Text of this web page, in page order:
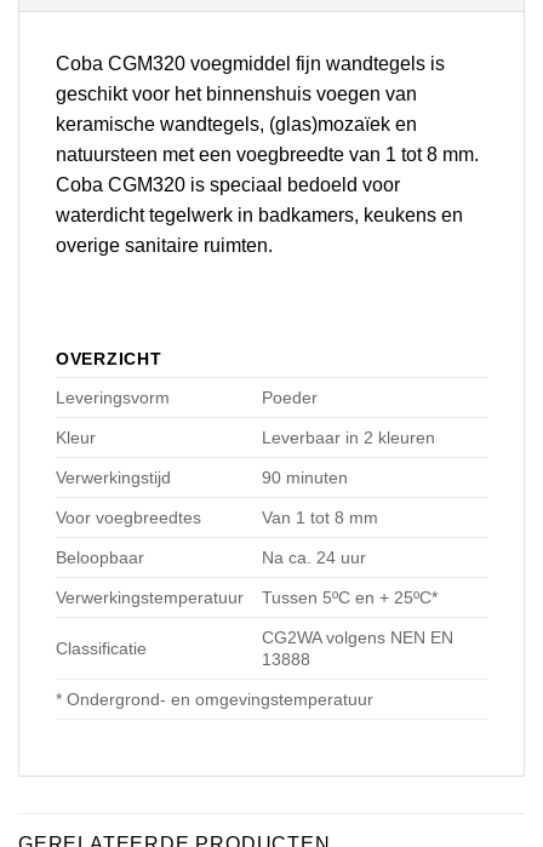
Coba CGM320 voegmiddel fijn wandtegels is
geschikt voor het binnenshuis voegen van
keramische wandtegels, (glas)mozaïek en
natuursteen met een voegbreedte van 1 tot 8 mm.
Coba CGM320 is speciaal bedoeld voor
waterdicht tegelwerk in badkamers, keukens en
overige sanitaire ruimten.
OVERZICHT
Leveringsvorm
Poeder
Kleur Leverbaar in 2 kleuren
Verwerkingstijd 90 minuten
Voor voegbreedtes Van 1 tot 8 mm
Beloopbaar Na ca. 24 uur
Verwerkingstemperatuur Tussen 5ºC en + 25ºC*
Classificatie
CG2WA volgens NEN EN
13888
* Ondergrond- en omgevingstemperatuur